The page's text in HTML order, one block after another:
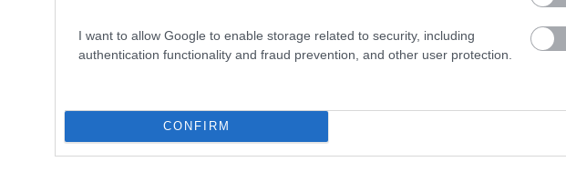
I want to allow Google to enable storage related to security, including
authentication functionality and fraud prevention, and other user protection.
CONFIRM
is megnézték...